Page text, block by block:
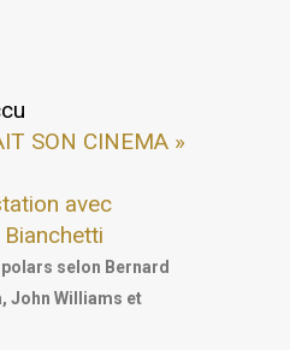
SON CINEMA »
avec
selon Bernard
John Williams et